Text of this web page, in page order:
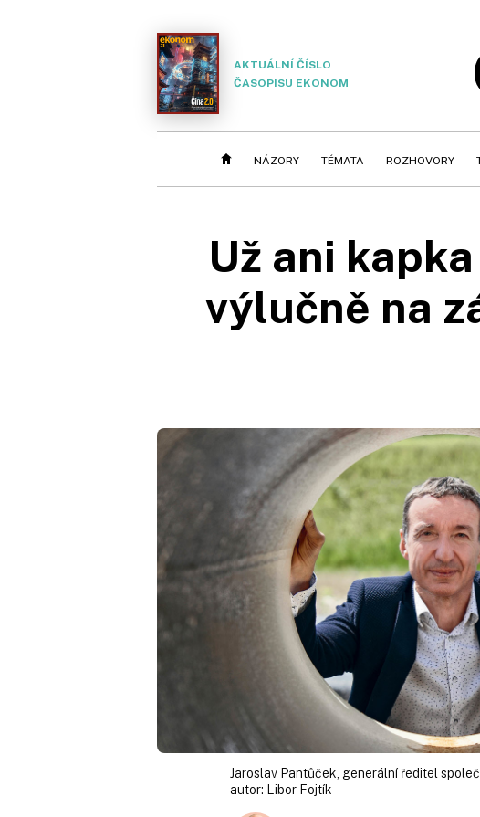
AKTUÁLNÍ ČÍSLO
ČASOPISU EKONOM
NÁZORY TÉMATA ROZHOVORY
Už ani
výlučně na
Jaroslav Pantůček, generální ředitel
autor: Libor Fojtík